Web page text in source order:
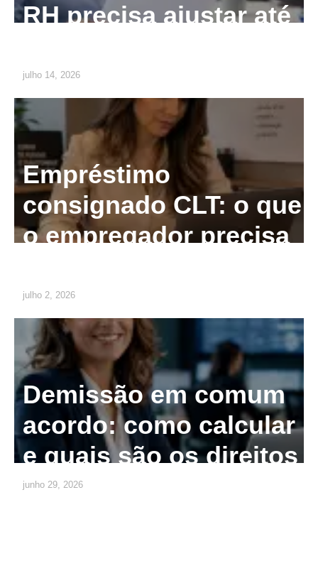
RH precisa ajustar até
julho 14, 2026
Empréstimo
consignado CLT: o que
o empregador precisa
julho 2, 2026
Demissão em comum
acordo: como calcular
e quais são os direitos
junho 29, 2026